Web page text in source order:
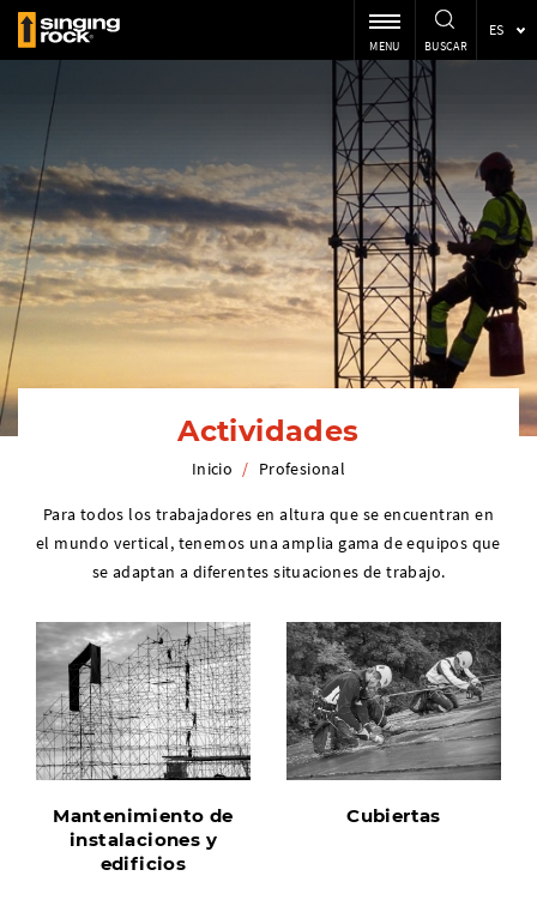
ES
MENU BUSCAR
Actividades
Inicio / Profesional
Para todos los trabajadores en altura que se encuentran en
el mundo vertical, tenemos una amplia gama de equipos que
se adaptan a diferentes situaciones de trabajo.
Mantenimiento de
instalaciones y
edificios
Cubiertas